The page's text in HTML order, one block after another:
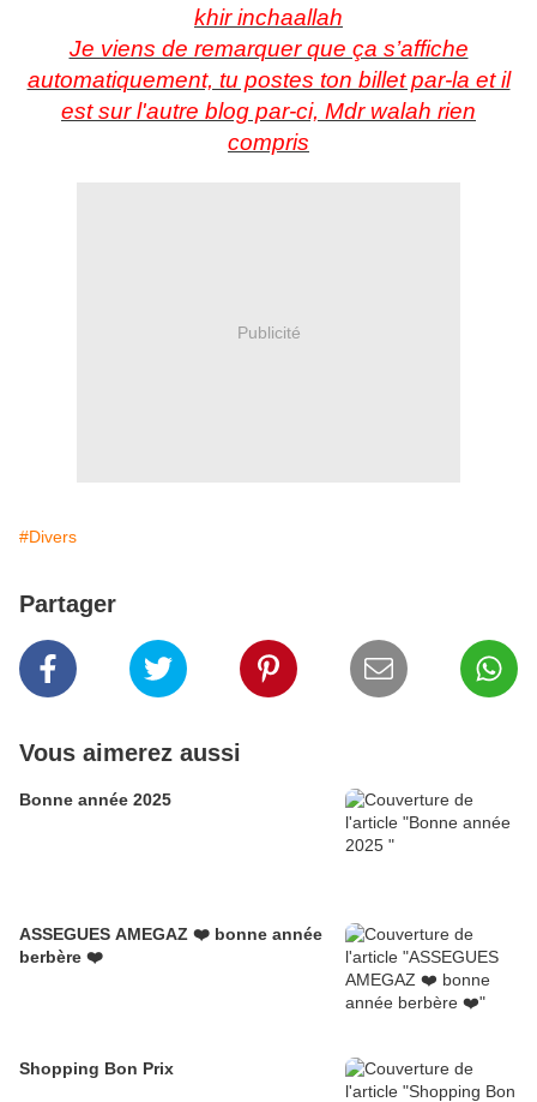
khir inchaallah
Je viens de remarquer que ça s’affiche
automatiquement, tu postes ton billet par-la et il
est sur l'autre blog par-ci, Mdr walah rien
compris
Publicité
#Divers
Partager
Vous aimerez aussi
Bonne année 2025
ASSEGUES AMEGAZ ❤️ bonne année
berbère ❤️
Shopping Bon Prix